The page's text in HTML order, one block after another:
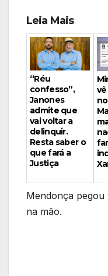
Leia Mais
“Réu
confesso”,
Janones
admite que
vai voltar a
delinquir.
Resta saber o
que fará a
Justiça
Mendonça
na mão.